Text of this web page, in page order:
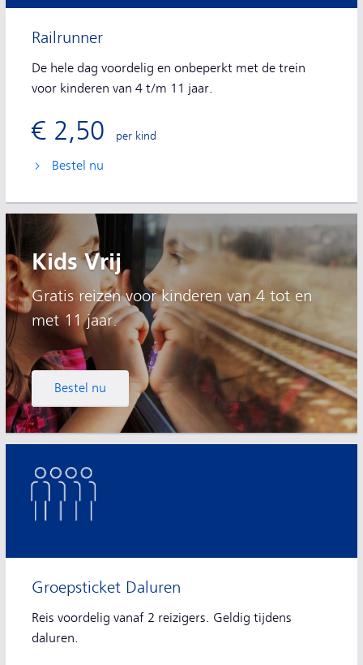
Railrunner
De hele dag voordelig en onbeperkt met de trein
voor kinderen van 4 t/m 11 jaar.
€ 2,50 per kind
Bestel nu
Kids Vrij
Gratis reizen voor kinderen van 4 tot en
met 11 jaar.
Bestel nu
Groepsticket Daluren
Reis voordelig vanaf 2 reizigers. Geldig tijdens
daluren.